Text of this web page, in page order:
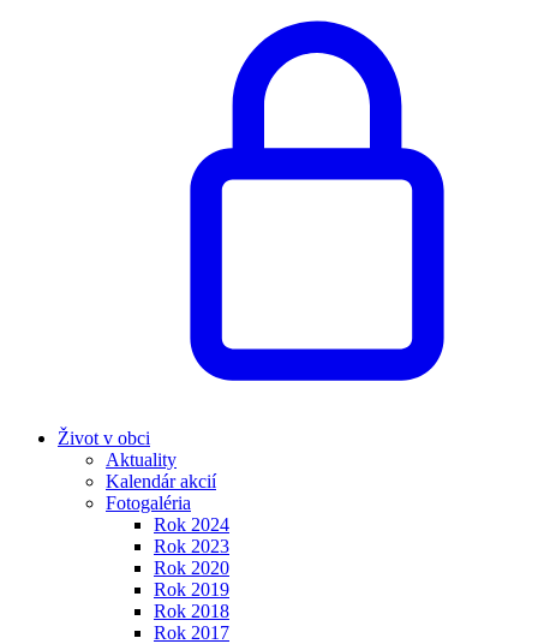
Život v obci
Aktuality
Kalendár akcií
Fotogaléria
Rok 2024
Rok 2023
Rok 2020
Rok 2019
Rok 2018
Rok 2017